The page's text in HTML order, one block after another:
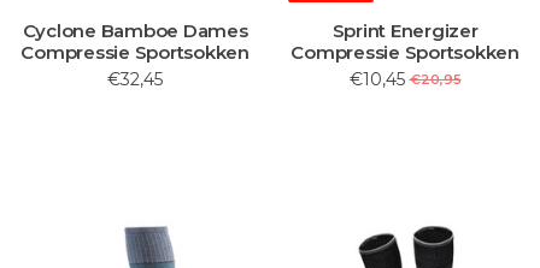
Cyclone Bamboe Dames
Compressie Sportsokken
€32,45
Sprint Energizer
Compressie Sportsokken
€10,45 €20,95